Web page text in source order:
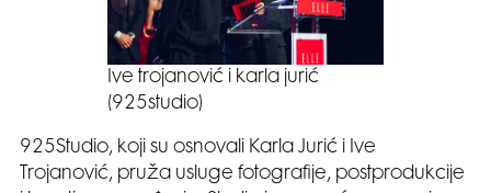
Ive trojanović i karla jurić
(925studio)
925Studio, koji su osnovali Karla Jurić i Ive
Trojanović, pruža usluge fotografije, postprodukcije